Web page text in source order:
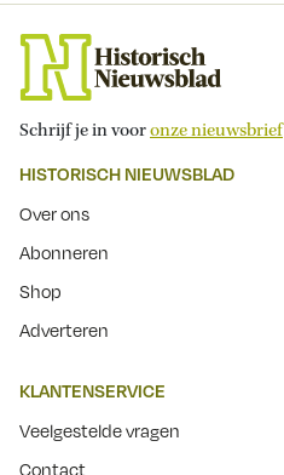
Schrijf je in vooronze nieuwsbrief
HISTORISCH NIEUWSBLAD
Over ons
Abonneren
Shop
Adverteren
KLANTENSERVICE
Veelgestelde vragen
Contact